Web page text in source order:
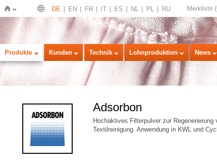
Startseite
DE EN FR IT ES NL PL RU Merkliste (
Produkte Kunden Technik Lohnproduktion News
Adsorbon
Hochaktives Filterpulver zur
Textilreinigung. Anwendung in KWL und